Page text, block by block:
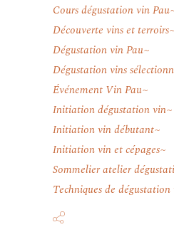
Cours dégustation vin Pau
Découverte vins et terroirs
Dégustation vin Pau
Dégustation vins
Événement Vin Pau
Initiation dégustation vin
Initiation vin débutant
Initiation vin et cépages
Sommelier atelier
Techniques de